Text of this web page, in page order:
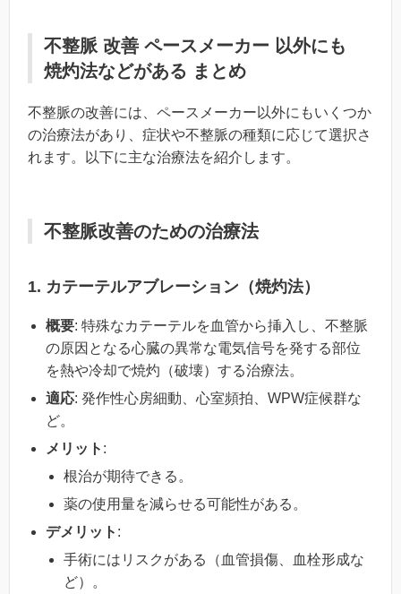
不整脈 改善 ペースメーカー 以外にも
焼灼法などがある まとめ
不整脈の改善には、ペースメーカー以外にもいくつか
の治療法があり、症状や不整脈の種類に応じて選択さ
れます。以下に主な治療法を紹介します。
不整脈改善のための治療法
1. カテーテルアブレーション（焼灼法）
概要: 特殊なカテーテルを血管から挿入し、不整脈
の原因となる心臓の異常な電気信号を発する部位
を熱や冷却で焼灼（破壊）する治療法。
適応: 発作性心房細動、心室頻拍、WPW症候群な
ど。
メリット :
根治が期待できる。
薬の使用量を減らせる可能性がある。
デメリット :
手術にはリスクがある（血管損傷、血栓形成な
ど）。